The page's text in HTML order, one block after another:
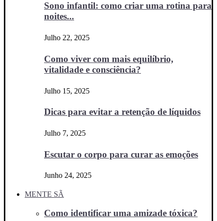
Sono infantil: como criar uma rotina para
noites...
Julho 22, 2025
Como viver com mais equilíbrio,
vitalidade e consciência?
Julho 15, 2025
Dicas para evitar a retenção de líquidos
Julho 7, 2025
Escutar o corpo para curar as emoções
Junho 24, 2025
MENTE SÃ
Como identificar uma amizade tóxica?